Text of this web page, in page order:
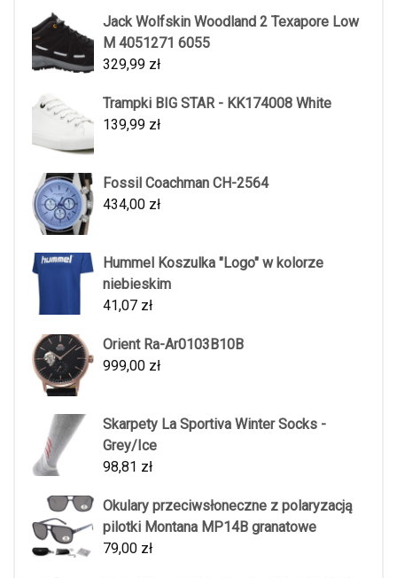
Jack Wolfskin Woodland 2 Texapore Low
M 4051271 6055
329,99 zł
Trampki BIG STAR - KK174008 White
139,99 zł
Fossil Coachman CH-2564
434,00 zł
Hummel Koszulka "Logo" w kolorze
niebieskim
41,07 zł
Orient Ra-Ar0103B10B
999,00 zł
Skarpety La Sportiva Winter Socks -
Grey/Ice
98,81 zł
Okulary przeciwsłoneczne z polaryzacją
pilotki Montana MP14B granatowe
79,00 zł